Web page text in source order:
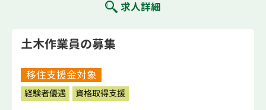
求人詳細
土木作業員の募集
移住支援金対象
経験者優遇 資格取得支援